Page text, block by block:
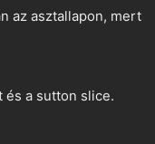
az asztallapon, mert
és a sutton slice.